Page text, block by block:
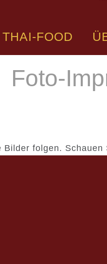
THAI-FOOD
Foto-
Bilder folgen.